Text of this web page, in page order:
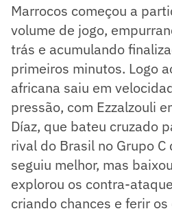
Marrocos começou a
volume de jogo,
trás e acumulando
primeiros minutos. Logo
africana saiu em
pressão, com Ezzalzouli
Díaz, que bateu cruzado
rival do Brasil no Grupo C
seguiu melhor, mas
explorou os contra-
criando chances e ferir